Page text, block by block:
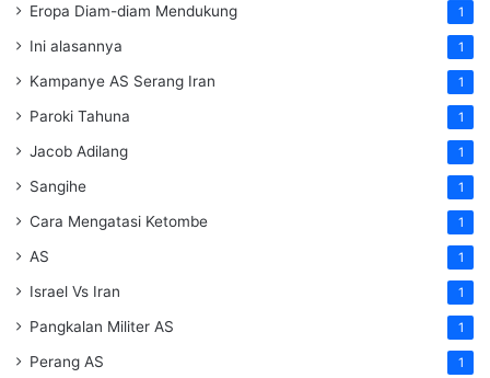
Eropa Diam-diam Mendukung 1
Ini alasannya 1
Kampanye AS Serang Iran 1
Paroki Tahuna 1
Jacob Adilang 1
Sangihe 1
Cara Mengatasi Ketombe 1
AS 1
Israel Vs Iran 1
Pangkalan Militer AS 1
Perang AS 1